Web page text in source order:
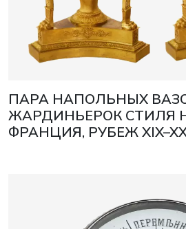
ПАРА НАПОЛЬНЫХ
ЖАРДИНЬЕРОК СТИЛЯ
ФРАНЦИЯ, РУБЕЖ